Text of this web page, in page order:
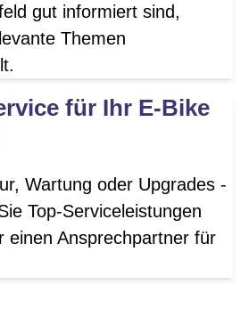
gut informiert sind,
Themen
für Ihr E-Bike
Wartung oder Upgrades -
Top-Serviceleistungen
einen Ansprechpartner für